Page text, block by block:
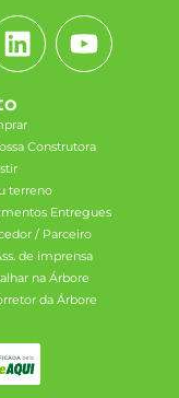
Construtora
terreno
Entregues
/ Parceiro
de imprensa
na Árbore
da Árbore